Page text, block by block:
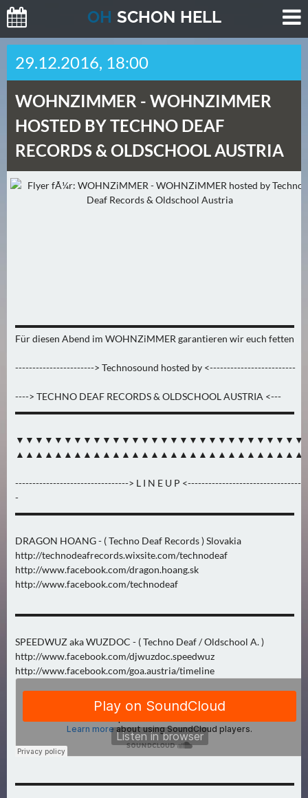
OH SCHON HELL
H
E
T
E
(
0
)
)
U
B
E
R
M
R
G
E
N
(
0
)
N
C
H
S
F
E
29.12.2016, 18:00
WOHNZIMMER - WOHNZIMMER
HOSTED BY TECHNO DEAF
RECORDS & OLDSCHOOL AUSTRIA
▬▬▬▬▬▬▬▬▬▬▬▬▬▬▬▬▬▬▬▬▬▬▬▬▬▬▬▬▬
Für diesen Abend im WOHNZiMMER garantieren wir euch fetten
-----------------------> Technosound hosted by <-------------------------
----> TECHNO DEAF RECORDS & OLDSCHOOL AUSTRIA <---
▬▬▬▬▬▬▬▬▬▬▬▬▬▬▬▬▬▬▬▬▬▬▬▬▬▬▬▬▬
▼▼▼▼▼▼▼▼▼▼▼▼▼▼▼▼▼▼▼▼▼▼▼▼▼▼▼▼▼▼
▲▲▲▲▲▲▲▲▲▲▲▲▲▲▲▲▲▲▲▲▲▲▲▲▲▲▲▲▲▲
---------------------------------> L I N E U P <---------------------------------
-
▬▬▬▬▬▬▬▬▬▬▬▬▬▬▬▬▬▬▬▬▬▬▬▬▬▬▬▬▬
DRAGON HOANG - ( Techno Deaf Records ) Slovakia
http://technodeafrecords.wixsite.com/technodeaf
http://www.facebook.com/dragon.hoang.sk
http://www.facebook.com/technodeaf
▬▬▬▬▬▬▬▬▬▬▬▬▬▬▬▬▬▬▬▬▬▬▬▬▬▬▬▬▬
SPEEDWUZ aka WUZDOC - ( Techno Deaf / Oldschool A. )
http://www.facebook.com/djwuzdoc.speedwuz
http://www.facebook.com/goa.austria/timeline
▬▬▬▬▬▬▬▬▬▬▬▬▬▬▬▬▬▬▬▬▬▬▬▬▬▬▬▬▬